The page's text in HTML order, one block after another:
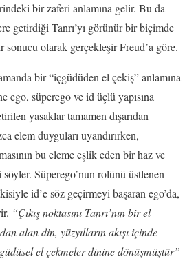
bir zaferi anlamına gelir. Bu da
getirdiği Tanrı’yı görünür bir biçimde
sonucu olarak gerçekleşir Freud’a göre.
bir “içgüdüden el çekiş” anlamına
ego, süperego ve id üçlü yapısına
yasaklar tamamen dışarıdan
elem duyguları uyandırırken,
bu eleme eşlik eden bir haz ve
Süperego’nun rolünü üstlenen
id’e söz geçirmeyi başaran ego’da,
“Çıkış noktasını Tanrı’nın bir el
alan din, yüzyılların akışı içinde
el çekmeler dinine dönüşmüştür”